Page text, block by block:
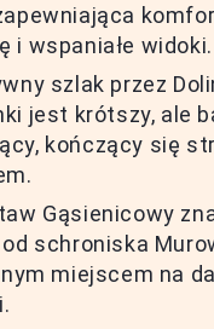
i wspaniałe widoki.
szlak przez
jest krótszy, ale
kończący się
Gąsienicowy
schroniska
miejscem na